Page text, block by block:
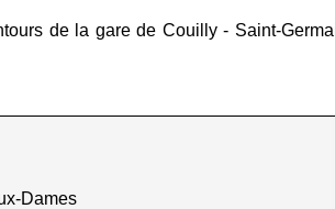
de la gare de Couilly - Saint-
Dames